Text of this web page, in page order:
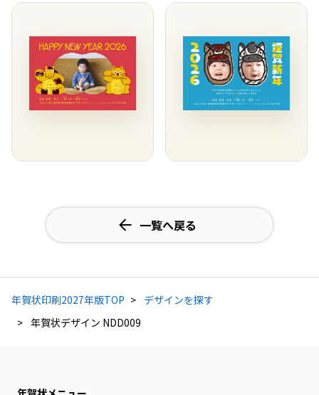
一覧へ戻る
年賀状印刷2027年版TOP
デザインを探す
年賀状デザイン NDD009